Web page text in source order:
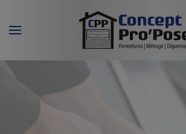
Skip to main content